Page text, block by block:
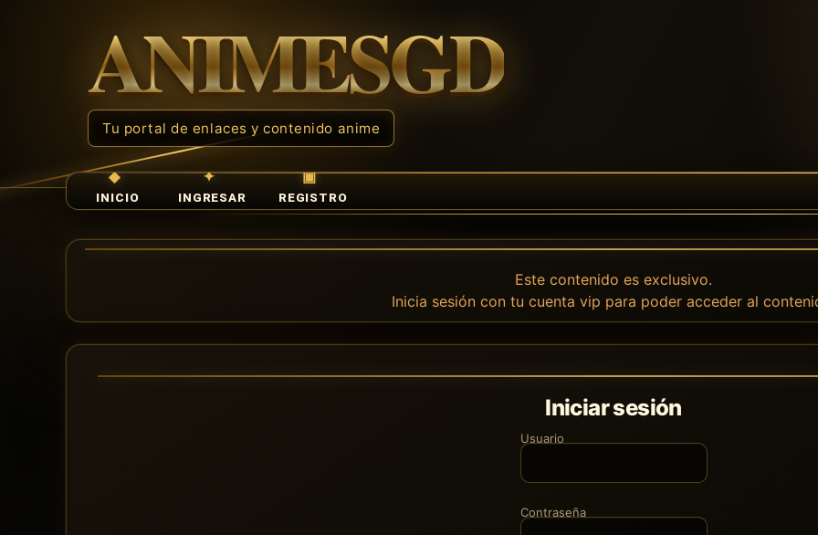
INICIO INGRESAR REGISTRO
Este contenido es exclusivo.
Inicia sesión con tu cuenta vip para poder acceder al
Iniciar sesión
Usuario
Contraseña